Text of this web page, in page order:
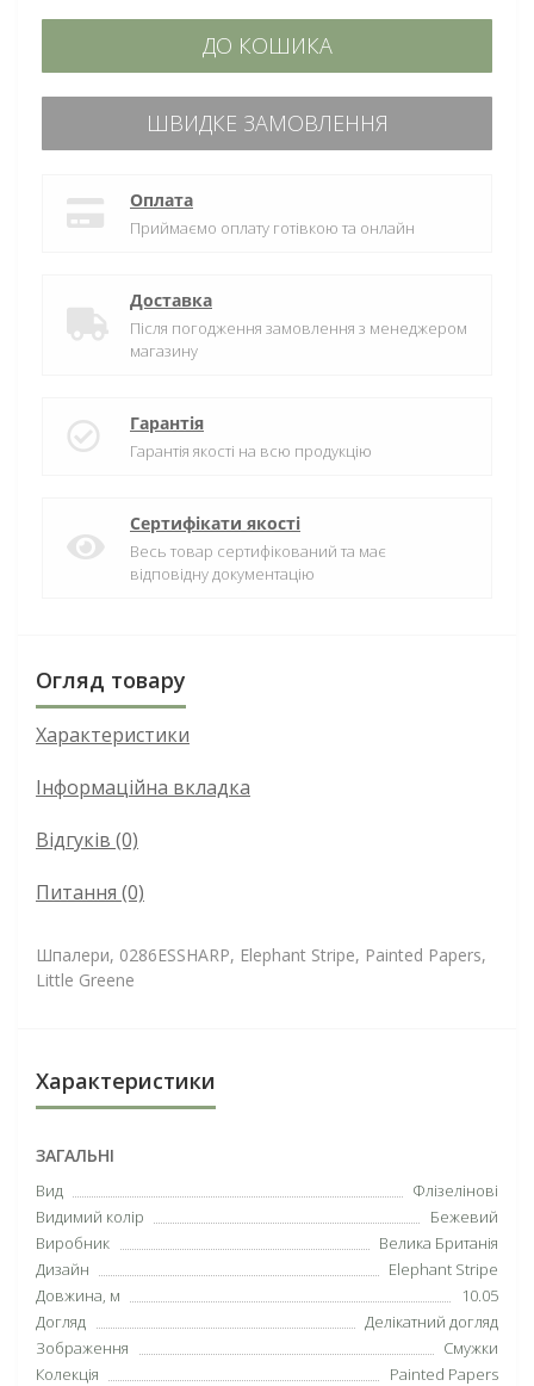
ДО КОШИКА
ШВИДКЕ ЗАМОВЛЕННЯ
Оплата
Приймаємо оплату готівкою та онлайн
Доставка
Після погодження замовлення з менеджером
магазину
Гарантія
Гарантія якості на всю продукцію
Сертифікати якості
Весь товар сертифікований та має
відповідну документацію
Огляд товару
Характеристики
Інформаційна вкладка
Відгуків (0)
Питання (0)
Шпалери, 0286ESSHARP, Elephant Stripe, Painted Papers,
Little Greene
Характеристики
ЗАГАЛЬНІ
Вид
Флізелінові
Видимий колір
Бежевий
Виробник
Велика Британія
Дизайн
Elephant Stripe
Довжина, м
10.05
Догляд
Делікатний догляд
Зображення
Смужки
Колекція
Painted Papers